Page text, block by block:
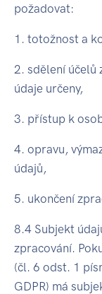
požadovat:
1. totožnost a
2. sdělení účelů
údaje určeny,
3. přístup k
4. opravu,
údajů,
5. ukončení
8.4 Subjekt
zpracování.
(čl. 6 odst. 1
GDPR) má